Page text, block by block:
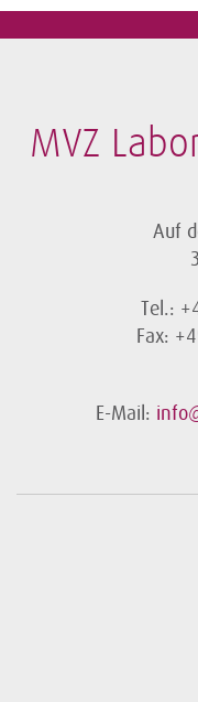
MVZ
Auf
Tel.:
Fax:
E-Mail: